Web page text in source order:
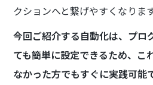
クションへと繋げやすくなりま
今回ご紹介する自動化は、プロ
ても簡単に設定できるため、こ
なかった方でもすぐに実践可能